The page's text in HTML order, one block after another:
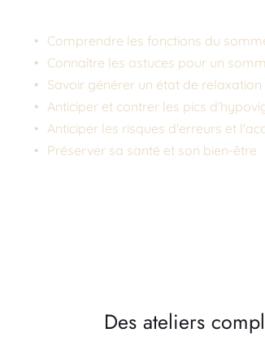
Comprendre les fonctions du
Connaître les astuces pour un
Savoir générer un état de
Anticiper et contrer les pics
Anticiper les risques d'erreurs et
Préserver sa santé et son bien-être
Des ateliers